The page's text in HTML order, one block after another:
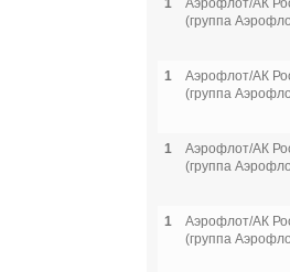
1
Аэрофлот/АК
(группа
1
Аэрофлот/АК
(группа
1
Аэрофлот/АК
(группа
1
Аэрофлот/АК
(группа